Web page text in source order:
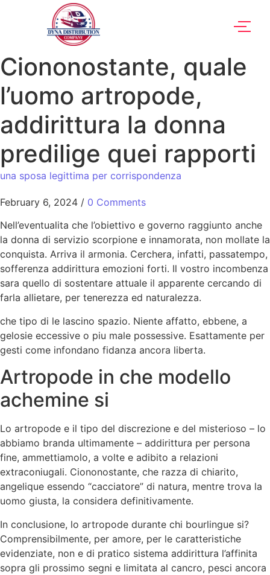
Ciononostante, quale
l’uomo artropode,
addirittura la donna
predilige quei rapporti
una sposa legittima per corrispondenza
February 6, 2024 / 0 Comments
Nell’eventualita che l’obiettivo e governo raggiunto anche
la donna di servizio scorpione e innamorata, non mollate la
conquista. Arriva il armonia. Cerchera, infatti, passatempo,
sofferenza addirittura emozioni forti. Il vostro incombenza
sara quello di sostentare attuale il apparente cercando di
farla allietare, per tenerezza ed naturalezza.
che tipo di le lascino spazio. Niente affatto, ebbene, a
gelosie eccessive o piu male possessive. Esattamente per
gesti come infondano fidanza ancora liberta.
Artropode in che modello
achemine si
Lo artropode e il tipo del discrezione e del misterioso – lo
abbiamo branda ultimamente – addirittura per persona
fine, ammettiamolo, a volte e adibito a relazioni
extraconiugali. Ciononostante, che razza di chiarito,
angelique essendo “cacciatore” di natura, mentre trova la
uomo giusta, la considera definitivamente.
In conclusione, lo artropode durante chi bourlingue si?
Comprensibilmente, per amore, per le caratteristiche
evidenziate, non e di pratico sistema addirittura l’affinita
sopra gli prossimo segni e limitata al cancro, pesci ancora